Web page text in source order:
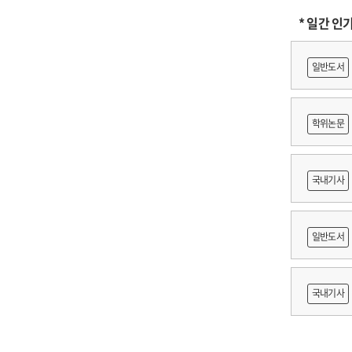
* 일간 인기
일반도서
학위논문
도등 제
국내기사
쟁
일반도서
출목록
국내기사